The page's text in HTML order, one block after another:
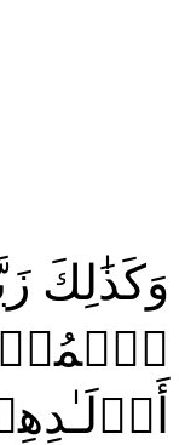
وَكَذَٰلِكَ